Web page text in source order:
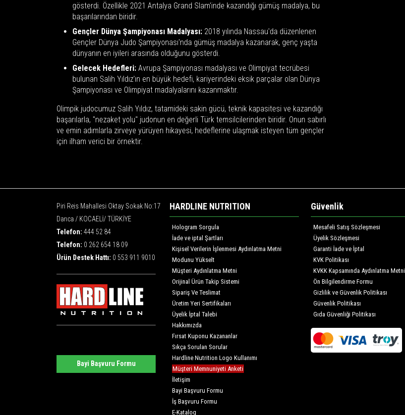
gösterdi. Özellikle 2021 Antalya Grand Slam'inde kazandığı gümüş madalya, bu
başarılarından biridir.
Gençler Dünya Şampiyonası Madalyası: 2018 yılında Nassau'da düzenlenen
Gençler Dünya Judo Şampiyonası'nda gümüş madalya kazanarak, genç yaşta
dünyanın en iyileri arasında olduğunu gösterdi.
Gelecek Hedefleri: Avrupa Şampiyonası madalyası ve Olimpiyat tecrübesi
bulunan Salih Yıldız'ın en büyük hedefi, kariyerindeki eksik parçalar olan Dünya
Şampiyonası ve Olimpiyat madalyalarını kazanmaktır.
Olimpik judocumuz Salih Yıldız, tatamideki sakin gücü, teknik kapasitesi ve kazandığı
başarılarla, "nezaket yolu" judonun en değerli Türk temsilcilerinden biridir. Onun sabırlı
ve emin adımlarla zirveye yürüyen hikayesi, hedeflerine ulaşmak isteyen tüm gençler
için ilham verici bir örnektir.
Piri Reis Mahallesi Oktay Sokak No:17
Darıca / KOCAELİ/ TÜRKİYE
Telefon: 444 52 84
Telefon: 0 262 654 18 09
Ürün Destek Hattı: 0 553 911 9010
Bayi Başvuru Formu
HARDLINE NUTRITION
Hologram Sorgula
İade ve iptal Şartları
Kişisel Verilerin İşlenmesi Aydınlatma Metni
Modunu Yükselt
Müşteri Aydınlatma Metni
Orijinal Ürün Takip Sistemi
Sipariş Ve Teslimat
Üretim Yeri Sertifikaları
Üyelik İptal Talebi
Hakkımızda
Fırsat Kuponu Kazananlar
Sıkça Sorulan Sorular
Hardline Nutrition Logo Kullanımı
Müşteri Memnuniyeti Anketi
İletişim
Bayi Başvuru Formu
İş Başvuru Formu
E-Katalog
Güvenlik
Mesafeli Satış Sözleşmesi
Üyelik Sözleşmesi
Garanti İade ve İptal
KVK Politikası
KVKK Kapsamında Aydınlatma Metni
Ön Bilgilendirme Formu
Gizlilik ve Güvenlik Politikası
Güvenlik Politikası
Gıda Güvenliği Politikası